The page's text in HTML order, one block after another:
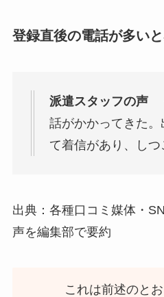
登録直後の電話が多い
派遣スタッフの声
話がかかってきた
て着信があり、しつ
出典：各種口コミ媒体・
声を編集部で要約
これは前述のと